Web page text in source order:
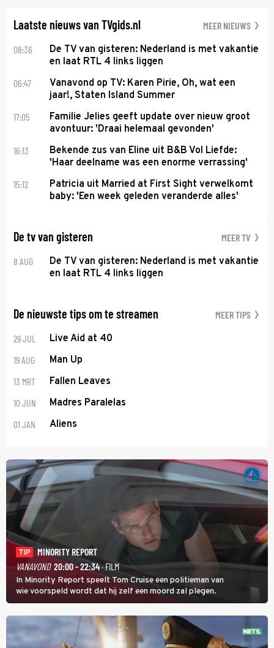
Laatste nieuws van TVgids.nl MEER NIEUWS
08:36
De TV van gisteren: Nederland is met vakantie
en laat RTL 4 links liggen
06:47
Vanavond op TV: Karen Pirie, Oh, wat een
jaar!, Staten Island Summer
17:05
Familie Jelies geeft update over nieuw groot
avontuur: 'Draai helemaal gevonden'
16:13
Bekende zus van Eline uit B&B Vol Liefde:
'Haar deelname was een enorme verrassing'
15:12
Patricia uit Married at First Sight verwelkomt
baby: 'Een week geleden veranderde alles'
De tv van gisteren MEER TV
8 AUG
De TV van gisteren: Nederland is met vakantie
en laat RTL 4 links liggen
De nieuwste tips om te streamen MEER TIPS
29 JUL Live Aid at 40
19 AUG Man Up
13 MRT Fallen Leaves
10 JUN Madres Paralelas
01 JAN Aliens
TIP
MINORITY REPORT
VANAVOND 20:00 - 22:34· FILM
In Minority Report speelt Tom Cruise een politieman van
wie voorspeld wordt dat hij zelf een moord zal plegen.